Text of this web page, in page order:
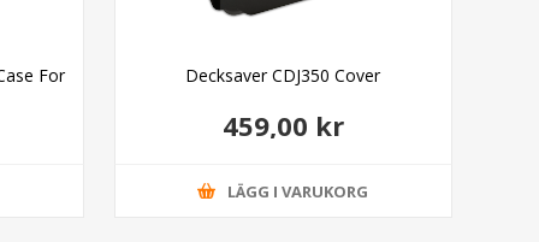
For
Decksaver CDJ350 Cover
459,00 kr
LÄGG I VARUKORG